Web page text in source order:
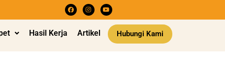
Hasil Kerja Artikel Hubungi Kami